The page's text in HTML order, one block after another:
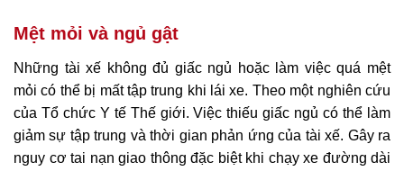
Mệt mỏi và ngủ gật
Những tài xế không đủ giấc ngủ hoặc làm việc quá mệt
mỏi có thể bị mất tập trung khi lái xe. Theo một nghiên cứu
của Tổ chức Y tế Thế giới. Việc thiếu giấc ngủ có thể làm
giảm sự tập trung và thời gian phản ứng của tài xế. Gây ra
nguy cơ tai nạn giao thông đặc biệt khi chạy xe đường dài